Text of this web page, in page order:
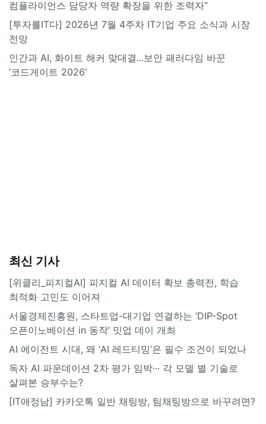
컴플라이언스 담당자 역량 확장을 위한 조력자”
[투자를IT다] 2026년 7월 4주차 IT기업 주요 소식과 시장
전망
인간과 AI, 화이트 해커 맞대결...보안 패러다임 바꾼
‘코드게이트 2026’
최신 기사
[위클리_피지컬AI] 피지컬 AI 데이터 확보 총력전, 학습
최적화 고민도 이어져
서울경제진흥원, 스타트업-대기업 연결하는 ‘DIP-Spot
오픈이노베이션 in 동작’ 밋업 데이 개최
AI 에이전트 시대, 왜 ‘AI 레드티밍’은 필수 조건이 되었나
독자 AI 파운데이션 2차 평가 임박··· 각 모델 별 기술로
살펴본 승부수는?
[IT애정남] 카카오톡 일반 채팅방, 팀채팅방으로 바꾸려면?